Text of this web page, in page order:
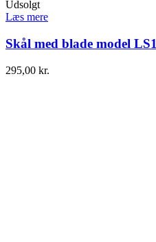
Udsolgt
Læs mere
Skål med blade model LS1
295,00 kr.